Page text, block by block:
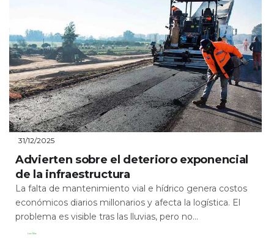
31/12/2025
Advierten sobre el deterioro exponencial
de la infraestructura
La falta de mantenimiento vial e hídrico genera costos
económicos diarios millonarios y afecta la logística. El
problema es visible tras las lluvias, pero no...
Leer Más